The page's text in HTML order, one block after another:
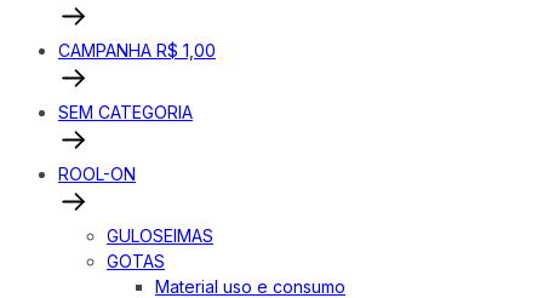
CAMPANHA R$ 1,00
SEM CATEGORIA
ROOL-ON
GULOSEIMAS
GOTAS
Material uso e consumo